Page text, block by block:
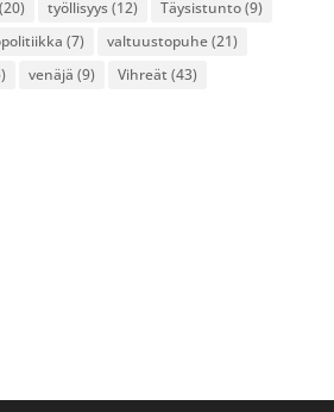
(20) työllisyys(12) Täysistunto(9)
(7) valtuustopuhe(21)
venäjä (9) Vihreät (43)